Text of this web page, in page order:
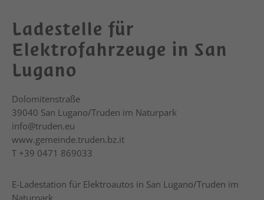
Ladestelle für
Elektrofahrzeuge in San
Lugano
Dolomitenstraße
39040 San Lugano/Truden im Naturpark
info@truden.eu
www.gemeinde.truden.bz.it
T +39 0471 869033
E-Ladestation für Elektroautos in San Lugano/Truden im
Naturpark.